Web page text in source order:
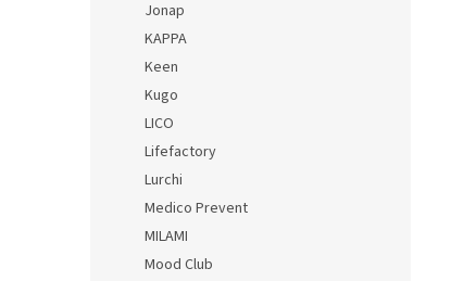
Jonap
KAPPA
Keen
Kugo
LICO
Lifefactory
Lurchi
Medico Prevent
MILAMI
Mood Club